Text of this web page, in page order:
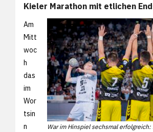
Kieler Marathon mit etlichen
War im Hinspiel sechsmal erfolgreich:
Am
Mitt
woc
h
das
im
Wor
tsin
n